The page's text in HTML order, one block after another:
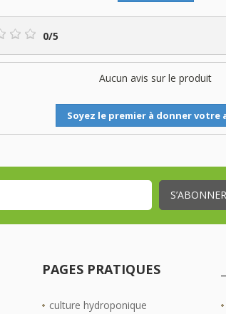
0/5
Aucun avis sur le produit
Soyez le premier à donner votre
PAGES PRATIQUES
culture hydroponique